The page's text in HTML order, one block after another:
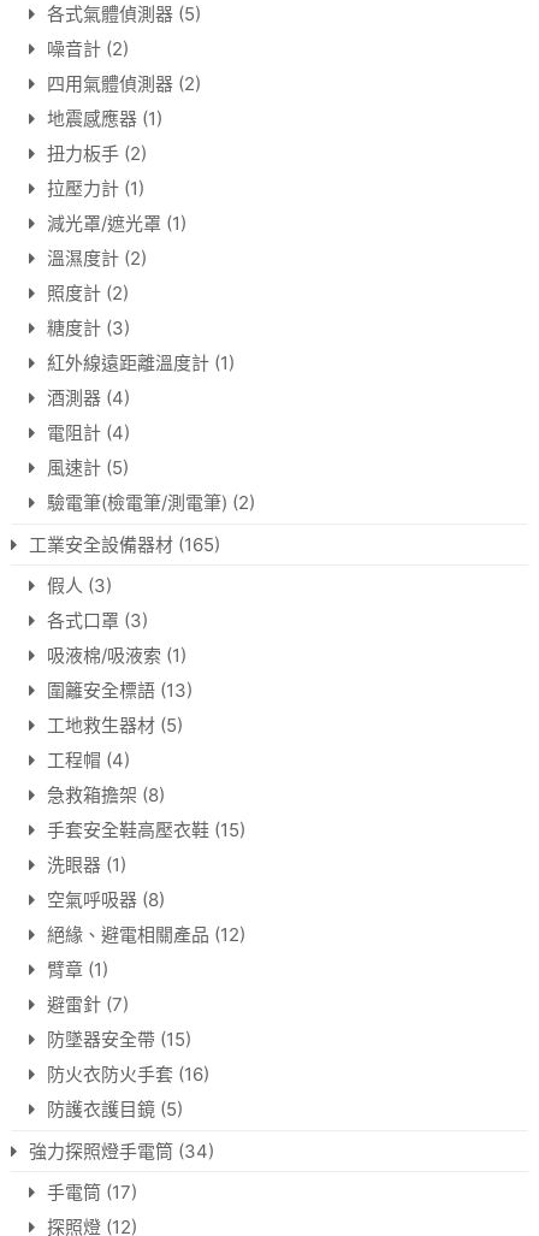
各式氣體偵測器 (5)
噪音計 (2)
四用氣體偵測器 (2)
地震感應器 (1)
扭力板手 (2)
拉壓力計 (1)
減光罩/遮光罩 (1)
溫濕度計 (2)
照度計 (2)
糖度計 (3)
紅外線遠距離溫度計 (1)
酒測器 (4)
電阻計 (4)
風速計 (5)
驗電筆(檢電筆/測電筆) (2)
工業安全設備器材 (165)
假人 (3)
各式口罩 (3)
吸液棉/吸液索 (1)
圍籬安全標語 (13)
工地救生器材 (5)
工程帽 (4)
急救箱擔架 (8)
手套安全鞋高壓衣鞋 (15)
洗眼器 (1)
空氣呼吸器 (8)
絕緣、避電相關產品 (12)
臂章 (1)
避雷針 (7)
防墜器安全帶 (15)
防火衣防火手套 (16)
防護衣護目鏡 (5)
強力探照燈手電筒 (34)
手電筒 (17)
探照燈 (12)